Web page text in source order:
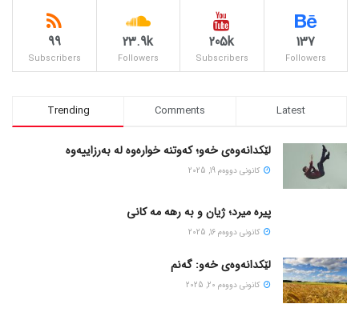
137
Followers
205k
Subscribers
23.9k
Followers
99
Subscribers
Trending Comments Latest
لێکدانەوەی خەو؛ کەوتنە خوارەوە لە بەرزاییەوە
كانونی دووه‌م 19, 2025
پیره میرد؛ ژیان و به رهه مه کانی
كانونی دووه‌م 16, 2025
لێکدانەوەی خەو: گەنم
كانونی دووه‌م 20, 2025